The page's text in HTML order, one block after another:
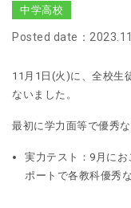
中学高校
Posted date：
11月1日(火)に、全校生
ないました。
最初に学力面等で優秀
実力テスト：9月に
ポートで各教科優秀